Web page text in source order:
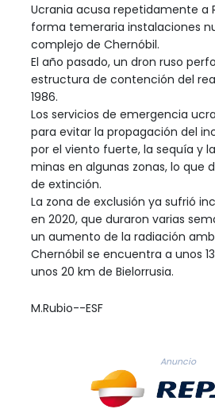
Ucrania acusa repetidamente a
forma temeraria instalaciones
complejo de Chernóbil.
El año pasado, un dron ruso
estructura de contención del
1986.
Los servicios de emergencia
para evitar la propagación del
por el viento fuerte, la sequía y
minas en algunas zonas, lo que
de extinción.
La zona de exclusión ya sufrió
en 2020, que duraron varias
un aumento de la radiación
Chernóbil se encuentra a unos
unos 20 km de Bielorrusia.
M.Rubio--ESF
Anuncio